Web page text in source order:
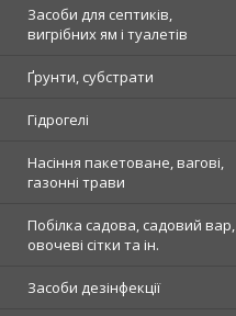
Засоби для септиків,
вигрібних ям і туалетів
Ґрунти, субстрати
Гідрогелі
Насіння пакетоване, вагові,
газонні трави
Побілка садова, садовий вар,
овочеві сітки та ін.
Засоби дезінфекції